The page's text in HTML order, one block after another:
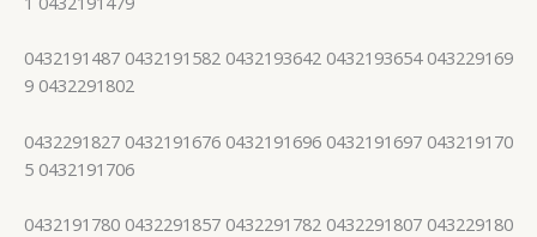
0432191487 0432191582 0432193642 0432193654 043229169
9 0432291802
0432291827 0432191676 0432191696 0432191697 043219170
5 0432191706
0432191780 0432291857 0432291782 0432291807 043229180